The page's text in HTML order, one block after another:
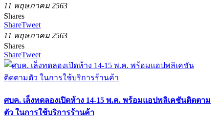
11 พฤษภาคม 2563
Shares
ShareTweet
11 พฤษภาคม 2563
Shares
ShareTweet
ศบค. เล็งทดลองเปิดห้าง 14-15 พ.ค. พร้อมแอปพลิเคชันติดตาม
ตัว ในการใช้บริการร้านค้า